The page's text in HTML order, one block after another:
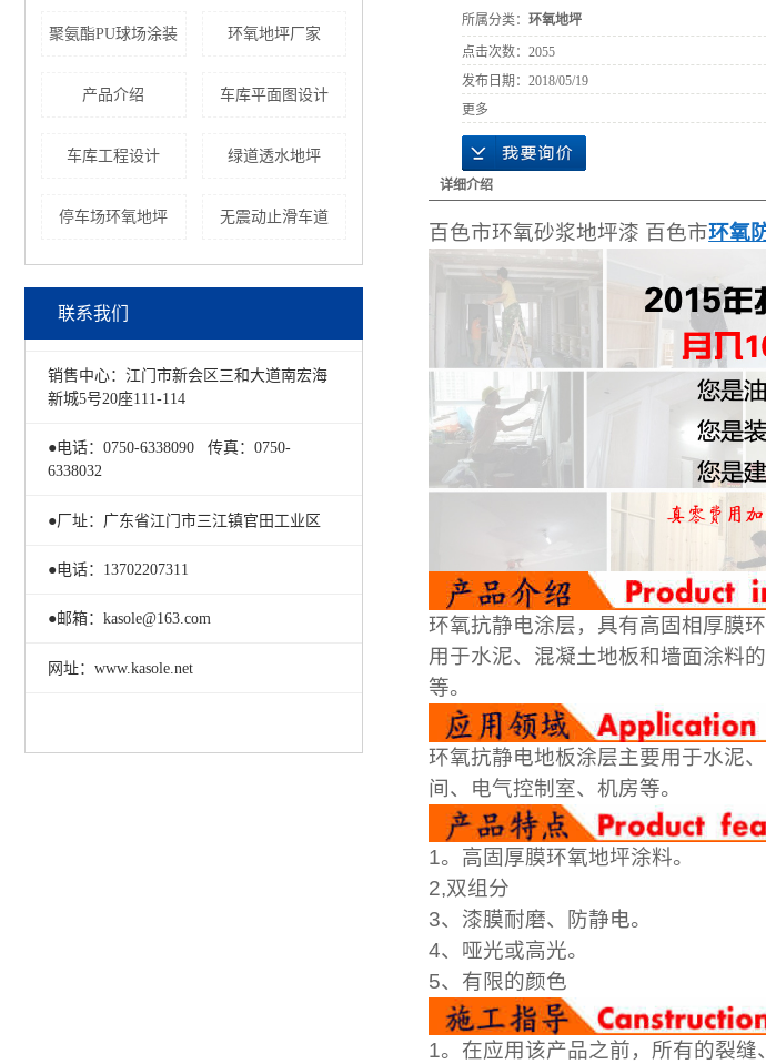
聚氨酯PU球场涂装 环氧地坪厂家
产品介绍 车库平面图设计
车库工程设计 绿道透水地坪
停车场环氧地坪 无震动止滑车道
联系我们
销售中心：江门市新会区三和大道南宏海
新城5号20座111-114
●电话：0750-6338090 传真：0750-
6338032
●厂址：广东省江门市三江镇官田工业区
●电话：13702207311
●邮箱：kasole@163.com
网址：www.kasole.net
所属分类：环氧地坪
点击次数：2055
发布日期：2018/05/19
更多
详细介绍
百色市环氧砂浆地坪漆 百色市环氧
环氧抗静电涂层，具有高固相厚膜
用于水泥、混凝土地板和墙面涂料
等。
环氧抗静电地板涂层主要用于水泥
间、电气控制室、机房等。
1。高固厚膜环氧地坪涂料。
2,双组分
3、漆膜耐磨、防静电。
4、哑光或高光。
5、有限的颜色
1。在应用该产品之前，所有的裂